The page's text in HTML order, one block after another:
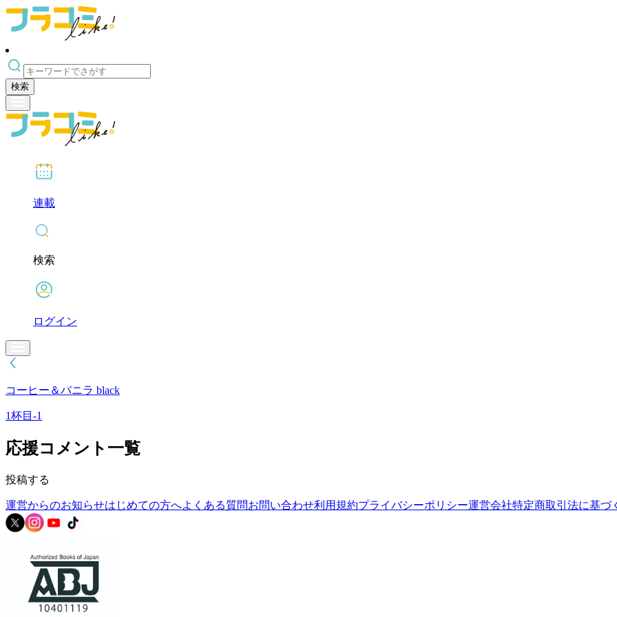
検索
連載
検索
ログイン
コーヒー＆バニラ black
1杯目-1
応援コメント一覧
投稿する
運営からのお知らせはじめての方へよくある質問お問い合わせ利用規約プライバシーポリシー運営会社特定商取引法に基づ